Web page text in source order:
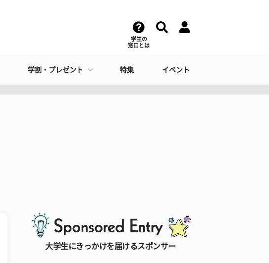
学生の
窓口とは
学割・プレゼント 特集 イベント
大学生にきっかけを届けるスポンサー